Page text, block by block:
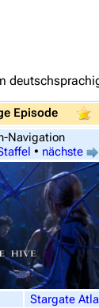
3638 2133
Z
Episode
Navigation
• nächste
Stargate